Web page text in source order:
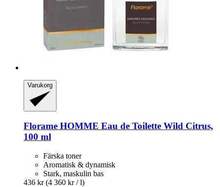
Varukorg
Florame HOMME Eau de Toilette Wild Citrus,
100 ml
Färska toner
Aromatisk & dynamisk
Stark, maskulin bas
436 kr (4 360 kr / l)